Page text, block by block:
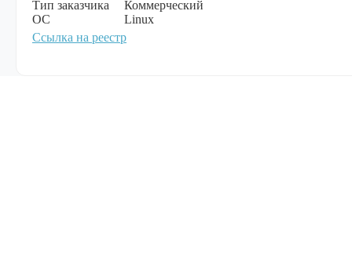
Тип заказчика
Коммерческий
ОС
Linux
Ссылка на реестр